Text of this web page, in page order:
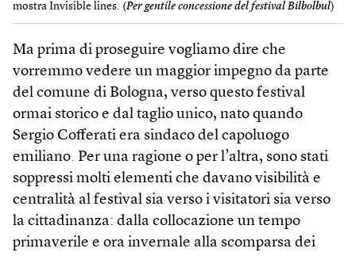
mostra Invisible lines. (Per gentile concessione del festival Bilbolbul)
Ma prima di proseguire vogliamo dire che
vorremmo vedere un maggior impegno da parte
del comune di Bologna, verso questo festival
ormai storico e dal taglio unico, nato quando
Sergio Cofferati era sindaco del capoluogo
emiliano. Per una ragione o per l’altra, sono stati
soppressi molti elementi che davano visibilità e
centralità al festival sia verso i visitatori sia verso
la cittadinanza: dalla collocazione un tempo
primaverile e ora invernale alla scomparsa dei